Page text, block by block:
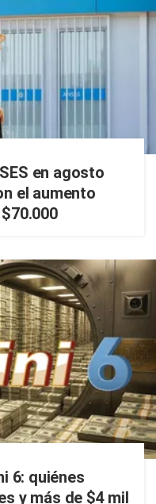
en agosto
el aumento
6: quiénes
y más de $4 mil